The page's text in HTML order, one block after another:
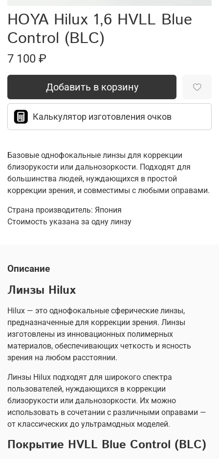
HOYA Hilux 1,6 HVLL Blue
Control (BLC)
7 100 ₽
Добавить в корзину
Калькулятор изготовления очков
Базовые однофокальные линзы для коррекции
близорукости или дальнозоркости. Подходят для
большинства людей, нуждающихся в простой
коррекции зрения, и совместимы с любыми оправами.
Страна производитель: Япония
Стоимость указана за одну линзу
Описание
Линзы Hilux
Hilux — это однофокальные сферические линзы,
предназначенные для коррекции зрения. Линзы
изготовлены из инновационных полимерных
материалов, обеспечивающих четкость и ясность
зрения на любом расстоянии.
Линзы Hilux подходят для широкого спектра
пользователей, нуждающихся в коррекции
близорукости или дальнозоркости. Их можно
использовать в сочетании с различными оправами —
от классических до ультрамодных моделей.
Покрытие HVLL Blue Control (BLC)